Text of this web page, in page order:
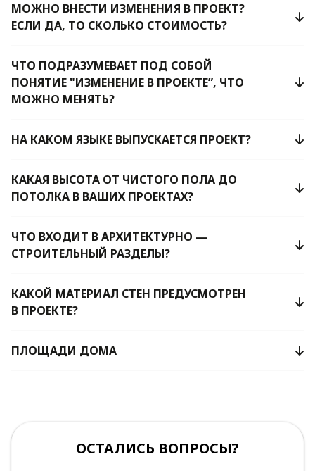
МОЖНО ВНЕСТИ ИЗМЕНЕНИЯ В ПРОЕКТ?
ЕСЛИ ДА, ТО СКОЛЬКО СТОИМОСТЬ?
ЧТО ПОДРАЗУМЕВАЕТ ПОД СОБОЙ
ПОНЯТИЕ "ИЗМЕНЕНИЕ В ПРОЕКТЕ”, ЧТО
МОЖНО МЕНЯТЬ?
НА КАКОМ ЯЗЫКЕ ВЫПУСКАЕТСЯ ПРОЕКТ?
КАКАЯ ВЫСОТА ОТ ЧИСТОГО ПОЛА ДО
ПОТОЛКА В ВАШИХ ПРОЕКТАХ?
ЧТО ВХОДИТ В АРХИТЕКТУРНО —
СТРОИТЕЛЬНЫЙ РАЗДЕЛЫ?
КАКОЙ МАТЕРИАЛ СТЕН ПРЕДУСМОТРЕН
В ПРОЕКТЕ?
ПЛОЩАДИ ДОМА
ОСТАЛИСЬ ВОПРОСЫ?